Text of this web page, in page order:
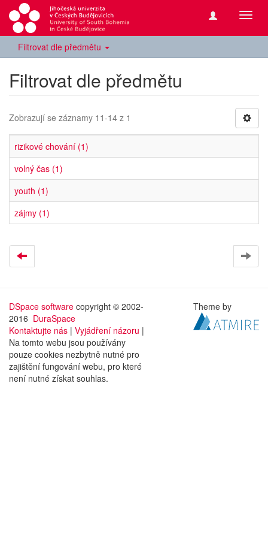
Filtrovat dle předmětu
Filtrovat dle předmětu
Zobrazují se záznamy 11-14 z 1
rizikové chování (1)
volný čas (1)
youth (1)
zájmy (1)
DSpace software copyright © 2002-
2016 DuraSpace
Kontaktujte nás | Vyjádření názoru |
Na tomto webu jsou používány
pouze cookies nezbytně nutné pro
zajištění fungování webu, pro které
není nutné získat souhlas.
Theme by